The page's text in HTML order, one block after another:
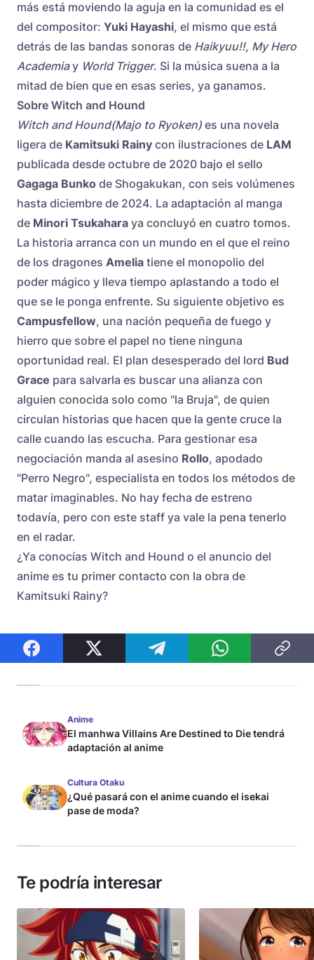
más está moviendo la aguja en la comunidad es el
del compositor: Yuki Hayashi, el mismo que está
detrás de las bandas sonoras de Haikyuu!!, My Hero
Academiay World Trigger. Si la música suena a la
mitad de bien que en esas series, ya ganamos.
Sobre Witch and Hound
Witch and Hound(Majo to Ryoken) es una novela
ligera de Kamitsuki Rainy con ilustraciones de LAM
publicada desde octubre de 2020 bajo el sello
Gagaga Bunko de Shogakukan, con seis volúmenes
hasta diciembre de 2024. La adaptación al manga
de Minori Tsukahara ya concluyó en cuatro tomos.
La historia arranca con un mundo en el que el reino
de los dragones Amelia tiene el monopolio del
poder mágico y lleva tiempo aplastando a todo el
que se le ponga enfrente. Su siguiente objetivo es
Campusfellow, una nación pequeña de fuego y
hierro que sobre el papel no tiene ninguna
oportunidad real. El plan desesperado del lord Bud
Grace para salvarla es buscar una alianza con
alguien conocida solo como "la Bruja", de quien
circulan historias que hacen que la gente cruce la
calle cuando las escucha. Para gestionar esa
negociación manda al asesino Rollo, apodado
"Perro Negro", especialista en todos los métodos de
matar imaginables. No hay fecha de estreno
todavía, pero con este staff ya vale la pena tenerlo
en el radar.
¿Ya conocías Witch and Hound o el anuncio del
anime es tu primer contacto con la obra de
Kamitsuki Rainy?
Anime
El manhwa Villains Are Destined to Die tendrá
adaptación al anime
Cultura Otaku
¿Qué pasará con el anime cuando el isekai
pase de moda?
Te podría interesar